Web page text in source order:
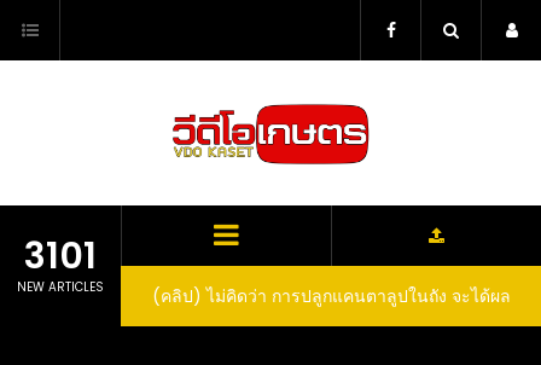
content
3101
NEW ARTICLES
(คลิป) ไม่คิดว่า การปลูกแคนตาลูปในถัง จะได้ผล
ลูกโตและหวานขนาดนี้ I didn’t expect that